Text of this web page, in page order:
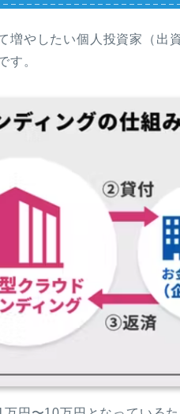
増やしたい個人投資家（出
す。